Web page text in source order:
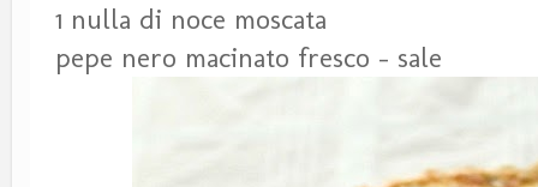
1 nulla di noce moscata
pepe nero macinato fresco - sale